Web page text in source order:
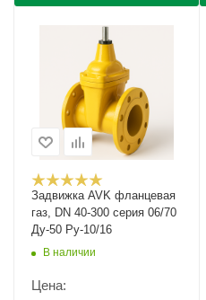
Задвижка AVK фланцевая
газ, DN 40-300 серия 06/70
Ду-50 Ру-10/16
В наличии
Цена: